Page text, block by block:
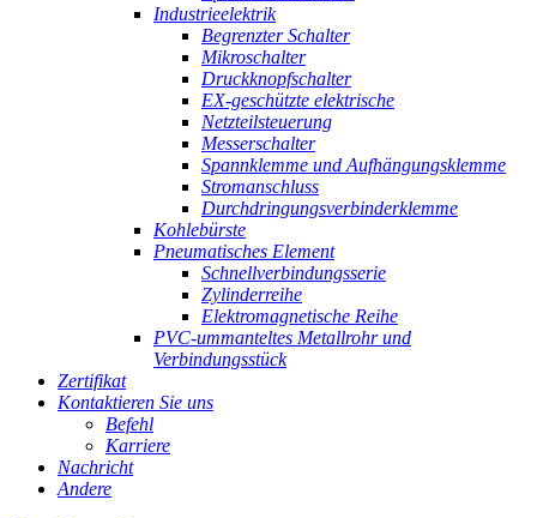
Industrieelektrik
Begrenzter Schalter
Mikroschalter
Druckknopfschalter
EX-geschützte elektrische
Netzteilsteuerung
Messerschalter
Spannklemme und Aufhängungsklemme
Stromanschluss
Durchdringungsverbinderklemme
Kohlebürste
Pneumatisches Element
Schnellverbindungsserie
Zylinderreihe
Elektromagnetische Reihe
PVC-ummanteltes Metallrohr und
Verbindungsstück
Zertifikat
Kontaktieren Sie uns
Befehl
Karriere
Nachricht
Andere